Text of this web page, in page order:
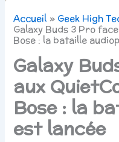
Accueil
Geek High
Galaxy Buds 3 Pro
Bose : la bataille
Galaxy
aux
Bose : la
est lancée